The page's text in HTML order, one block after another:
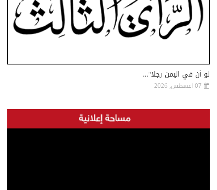
لو أن في اليمن رجلا"…
07 اغسطس, 2026